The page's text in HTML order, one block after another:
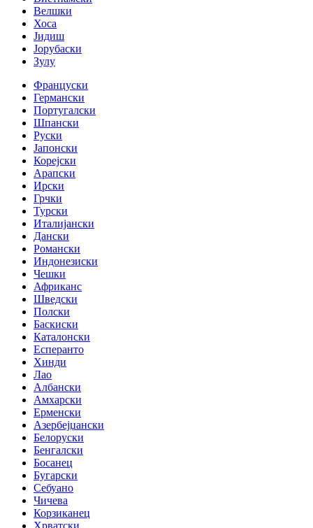
Велшки
Хоса
Јидиш
Јорубаски
Зулу
Француски
Германски
Португалски
Шпански
Руски
Јапонски
Корејски
Арапски
Ирски
Грчки
Турски
Италијански
Дански
Романски
Индонезиски
Чешки
Африканс
Шведски
Полски
Баскиски
Каталонски
Есперанто
Хинди
Лао
Албански
Амхарски
Ерменски
Азербејџански
Белоруски
Бенгалски
Босанец
Бугарски
Себуано
Чичева
Корзиканец
Хрватски